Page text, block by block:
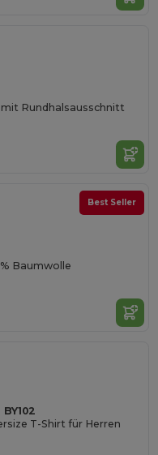
Rundhalsausschnitt
Best Seller
Baumwolle
T-Shirt für Herren